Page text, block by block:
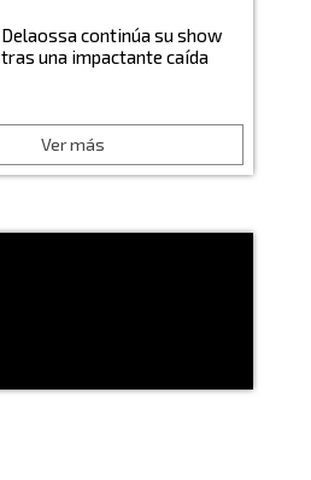
Delaossa continúa su show
tras una impactante caída
Ver más